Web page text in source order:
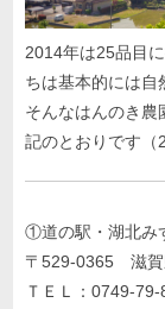
2014年は25品目
ちは基本的には自
そんなはんのき農
記のとおりです（
①道の駅・湖北み
〒529-0365 滋賀
ＴＥＬ：0749-79-